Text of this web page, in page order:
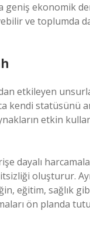
geniş ekonomik
ve
etkileyen
kendi statüsünü
etkin
dayalı
oluşturur.
eğitim, sağlık
ön planda